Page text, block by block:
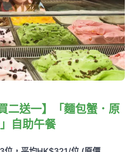
二送一】「麵包蟹．原
自助午餐